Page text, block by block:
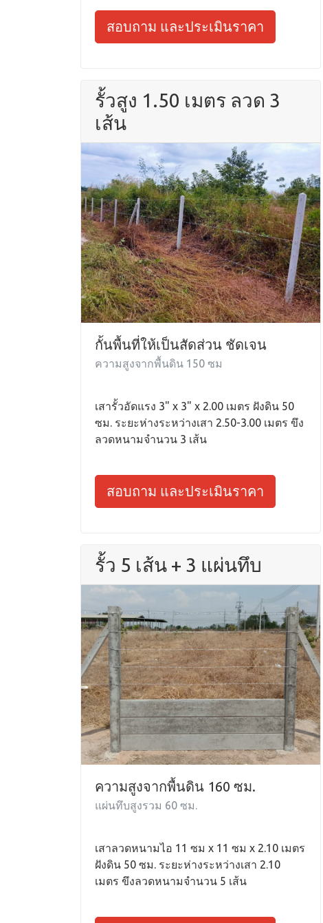
สอบถาม และประเมินราคา
รั้วสูง 1.50 เมตร ลวด 3
เส้น
กั้นพื้นที่ให้เป็นสัดส่วน ชัดเจน
ความสูงจากพื้นดิน 150 ซม
เสารั้วอัดแรง 3" x 3" x 2.00 เมตร ฝังดิน 50
ซม. ระยะห่างระหว่างเสา 2.50-3.00 เมตร ขึง
ลวดหนามจำนวน 3 เส้น
สอบถาม และประเมินราคา
รั้ว 5 เส้น + 3 แผ่นทึบ
ความสูงจากพื้นดิน 160 ซม.
แผ่นทึบสูงรวม 60 ซม.
เสาลวดหนามไอ 11 ซม x 11 ซม x 2.10 เมตร
ฝังดิน 50 ซม. ระยะห่างระหว่างเสา 2.10
เมตร ขึงลวดหนามจำนวน 5 เส้น